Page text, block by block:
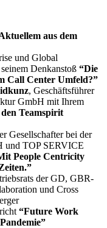
aus dem
und Global
Denkanstoß “Die
Call Center Umfeld?”
, Geschäftsführer
GmbH mit Ihrem
Teamspirit
Gesellschafter bei der
und TOP SERVICE
People Centricity
der GD, GBR-
und Cross
“Future Work